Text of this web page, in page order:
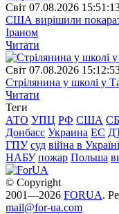
Свiт 07.08.2026
США вирішили
Іраном
Читати
Свiт 07.08.2026
Стрілянина у школі у
Читати
Теги
АТО УПЦ РФ США
Донбасс Украина ЕС
ГПУ суд війна в Україні
НАБУ пожар Польша
© Copyright
2001—2026 FORUA.
mail@for-ua.com